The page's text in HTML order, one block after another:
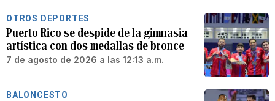
OTROS DEPORTES
Puerto Rico se despide de la gimnasia
artística con dos medallas de bronce
7 de agosto de 2026 a las 12:13 a.m.
BALONCESTO